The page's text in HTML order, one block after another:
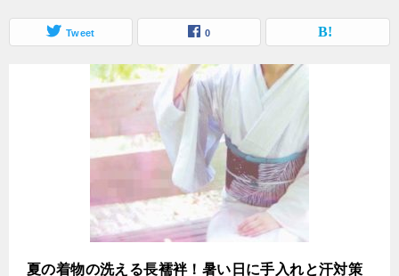
Tweet 0
夏の着物の洗える長襦袢！暑い日に手入れと汗対策